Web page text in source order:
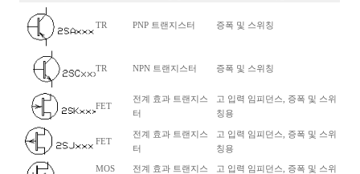
TR PNP 트랜지스터 증폭 및 스위칭
TR NPN 트랜지스터 증폭 및 스위칭
FET
전계 효과 트랜지스
터
고 입력 임피던스, 증폭 및 스위
칭용
FET
전계 효과 트랜지스
터
고 입력 임피던스, 증폭 및 스위
칭용
MOS
전계 효과 트랜지스
고 입력 임피던스, 증폭 및 스위